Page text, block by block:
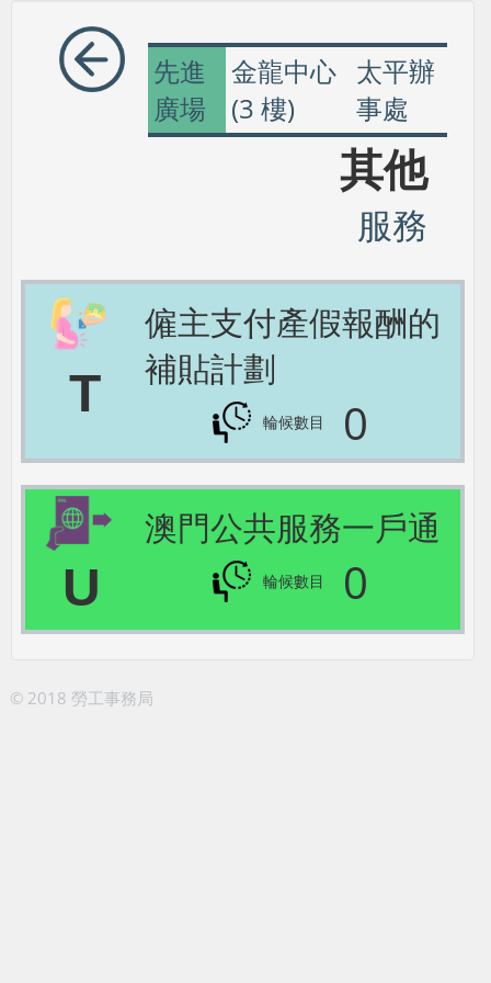
先進
廣場
金龍中心
(3 樓)
太平辦
事處
其他
服務
T
僱主支付產假報酬的
補貼計劃
輪候數目 0
U
澳門公共服務一戶通
輪候數目 0
© 2018 勞工事務局